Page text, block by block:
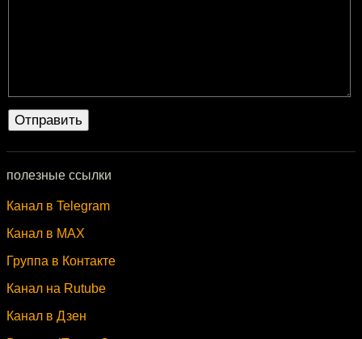
полезные ссылки
Канал в Telegram
Канал в MAX
Группа в Контакте
Канал на Rutube
Канал в Дзен